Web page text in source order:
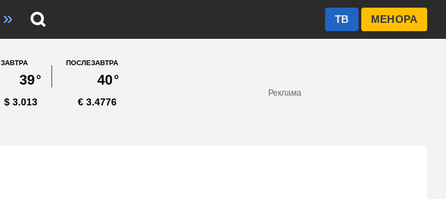
» МЕНОРА
ТВ
ЗАВТРА
39°
ПОСЛЕЗАВТРА
40°
3.013
$ 3.4776
€
Реклама